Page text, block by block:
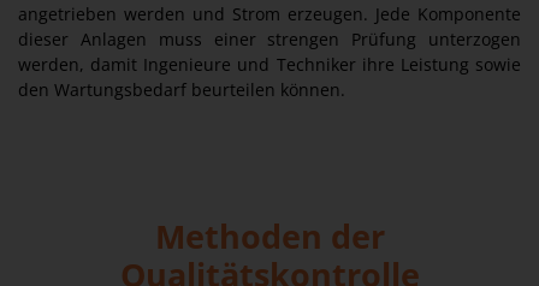
angetrieben werden und Strom erzeugen. Jede Komponente
dieser Anlagen muss einer strengen Prüfung unterzogen
werden, damit Ingenieure und Techniker ihre Leistung sowie
den Wartungsbedarf beurteilen können.
Methoden der
Qualitätskontrolle